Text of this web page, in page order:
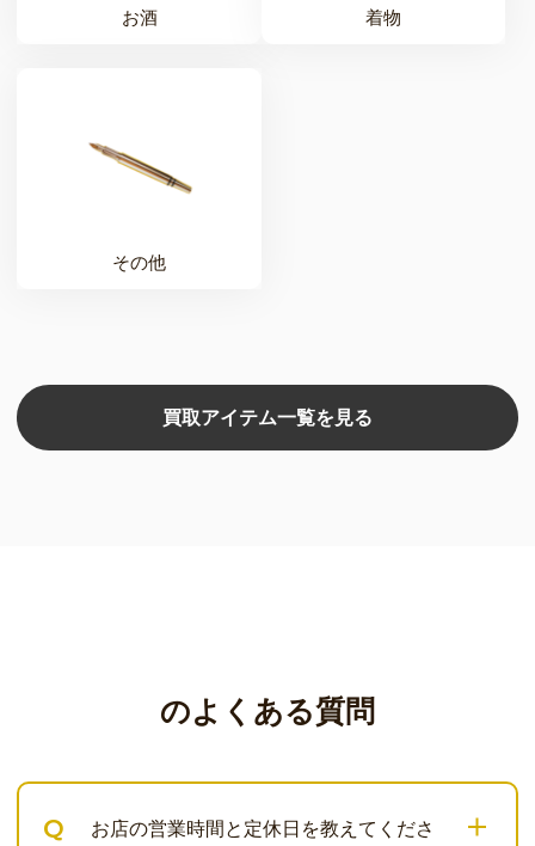
お酒 着物
その他
買取アイテム一覧を見る
のよくある質問
Q
お店の営業時間と定休日を教えてくださ